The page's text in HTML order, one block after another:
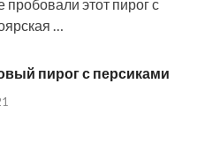
этот пирог с
…
пирог с персиками